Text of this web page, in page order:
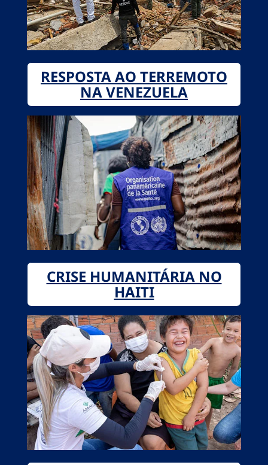
RESPOSTA AO TERREMOTO
NA VENEZUELA
CRISE HUMANITÁRIA NO
HAITI